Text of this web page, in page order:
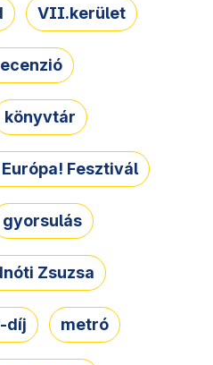
VII.kerület
könyvtár
Fesztivál
gyorsulás
Zsuzsa
díj metró